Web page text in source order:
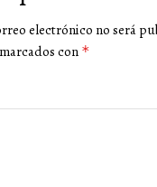
electrónico no será
con *